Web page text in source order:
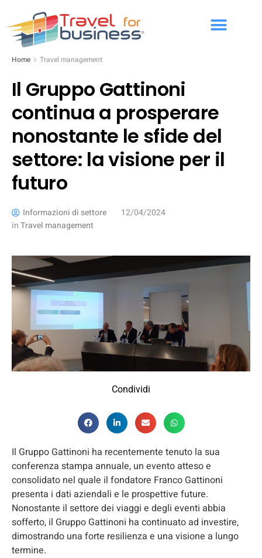
Home Travel management
Il Gruppo Gattinoni
continua a prosperare
nonostante le sfide del
settore: la visione per il
futuro
Informazioni di settore
12/04/2024
inTravel management
Condividi
Il Gruppo Gattinoni ha recentemente tenuto la sua
conferenza stampa annuale, un evento atteso e
consolidato nel quale il fondatore Franco Gattinoni
presenta i dati aziendali e le prospettive future.
Nonostante il settore dei viaggi e degli eventi abbia
sofferto, il Gruppo Gattinoni ha continuato ad investire,
dimostrando una forte resilienza e una visione a lungo
termine.